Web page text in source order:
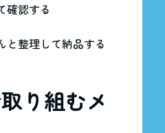
確認する
と整理して納品する
り組むメ